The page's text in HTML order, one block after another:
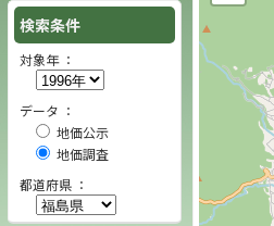
検索条件
対象年 ：
データ ：
地価公示
地価調査
都道府県 ：